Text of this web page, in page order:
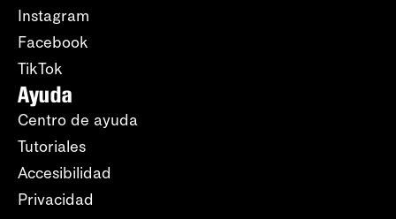
Instagram
Facebook
TikTok
Ayuda
Centro de ayuda
Tutoriales
Accesibilidad
Privacidad